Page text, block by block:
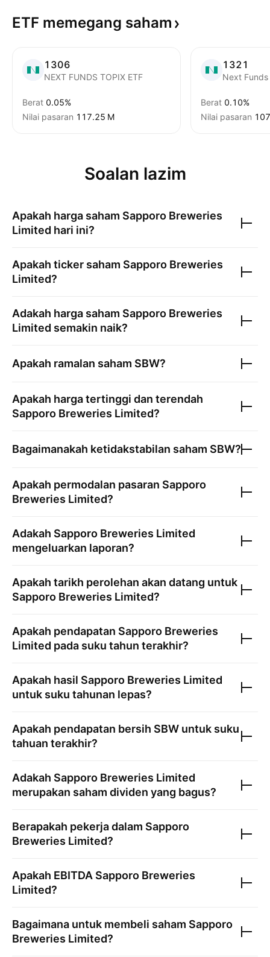
ETF memegang saham
1306
NEXT FUNDS TOPIX ETF
Berat 0.05%
Nilai pasaran ‪117.25 M‬
1321
Next
Berat 0.10%
Nilai pasaran
Soalan lazim
Apakah harga saham Sapporo Breweries
Limited hari ini?
Apakah ticker saham Sapporo Breweries
Limited?
Adakah harga saham Sapporo Breweries
Limited semakin naik?
Apakah ramalan saham SBW?
Apakah harga tertinggi dan terendah
Sapporo Breweries Limited?
Bagaimanakah ketidakstabilan saham SBW?
Apakah permodalan pasaran Sapporo
Breweries Limited?
Adakah Sapporo Breweries Limited
mengeluarkan laporan?
Apakah tarikh perolehan akan datang untuk
Sapporo Breweries Limited?
Apakah pendapatan Sapporo Breweries
Limited pada suku tahun terakhir?
Apakah hasil Sapporo Breweries Limited
untuk suku tahunan lepas?
Apakah pendapatan bersih SBW untuk suku
tahuan terakhir?
Adakah Sapporo Breweries Limited
merupakan saham dividen yang bagus?
Berapakah pekerja dalam Sapporo
Breweries Limited?
Apakah EBITDA Sapporo Breweries
Limited?
Bagaimana untuk membeli saham Sapporo
Breweries Limited?